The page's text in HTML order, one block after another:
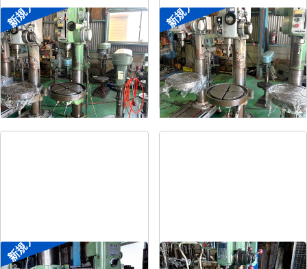
新規入荷
直立ボール盤
メーカー 森精機
形 式YD2-55
年 式-
新規入荷
直立ボール盤
メーカー 吉良
形 式KRTG-540
年 式-
新規入荷
ラジアルボール盤 卓上ボール盤